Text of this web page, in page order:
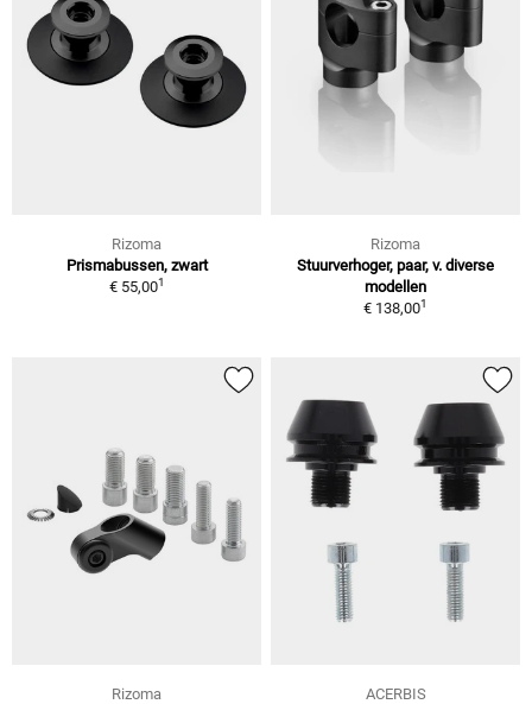
Rizoma
Prismabussen, zwart
€ 55,001
Rizoma
Stuurverhoger, paar, v. diverse
modellen
€ 138,001
Rizoma
ACERBIS